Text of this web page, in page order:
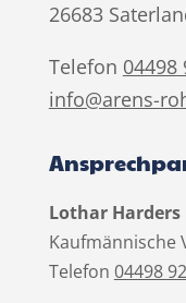
26683
Telefon 04498
info@arens-
Lothar Harders
Kaufmännische
Telefon 04498